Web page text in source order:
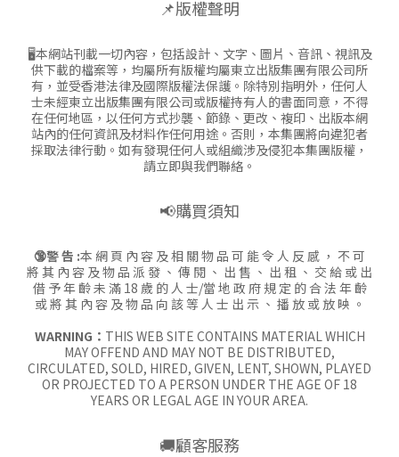
📌版權聲明
🖥本網站刊載一切內容，包括設計、文字、圖片、音訊、視訊及
供下載的檔案等，均屬所有版權均屬東立出版集團有限公司所
有，並受香港法律及國際版權法保護。除特別指明外，任何人
士未經東立出版集團有限公司或版權持有人的書面同意，不得
在任何地區，以任何方式抄襲、節錄、更改、複印、出版本網
站內的任何資訊及材料作任何用途。否則，本集團將向違犯者
採取法律行動。如有發現任何人或組織涉及侵犯本集團版權，
請立即與我們聯絡。
📢購買須知
🔞警 告 :本 網 頁 內 容 及 相 關 物 品 可 能 令 人 反 感 ， 不 可
將 其 內 容 及 物 品 派 發 、 傳 閱 、 出 售 、 出 租 、 交 給 或 出
借 予 年 齡 未 滿 18 歲 的 人 士/當 地 政 府 規 定 的 合 法 年 齡
或 將 其 內 容 及 物 品 向 該 等 人 士 出 示 、 播 放 或 放 映 。
WARNING： THIS WEB SITE CONTAINS MATERIAL WHICH
MAY OFFEND AND MAY NOT BE DISTRIBUTED,
CIRCULATED, SOLD, HIRED, GIVEN, LENT, SHOWN, PLAYED
OR PROJECTED TO A PERSON UNDER THE AGE OF 18
YEARS OR LEGAL AGE IN YOUR AREA.
🚚顧客服務